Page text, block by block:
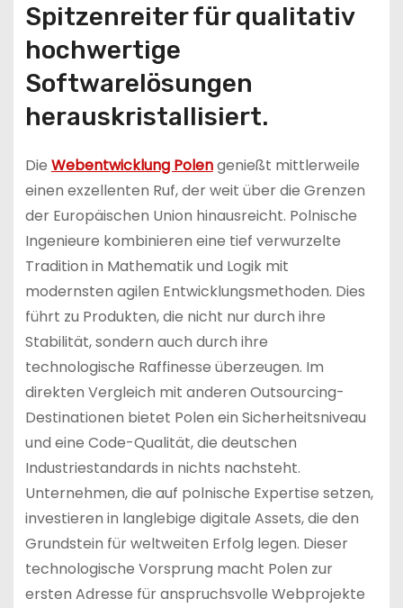
Spitzenreiter für qualitativ
hochwertige
Softwarelösungen
herauskristallisiert.
Die Webentwicklung Polengenießt mittlerweile
einen exzellenten Ruf, der weit über die Grenzen
der Europäischen Union hinausreicht. Polnische
Ingenieure kombinieren eine tief verwurzelte
Tradition in Mathematik und Logik mit
modernsten agilen Entwicklungsmethoden. Dies
führt zu Produkten, die nicht nur durch ihre
Stabilität, sondern auch durch ihre
technologische Raffinesse überzeugen. Im
direkten Vergleich mit anderen Outsourcing-
Destinationen bietet Polen ein Sicherheitsniveau
und eine Code-Qualität, die deutschen
Industriestandards in nichts nachsteht.
Unternehmen, die auf polnische Expertise setzen,
investieren in langlebige digitale Assets, die den
Grundstein für weltweiten Erfolg legen. Dieser
technologische Vorsprung macht Polen zur
ersten Adresse für anspruchsvolle Webprojekte